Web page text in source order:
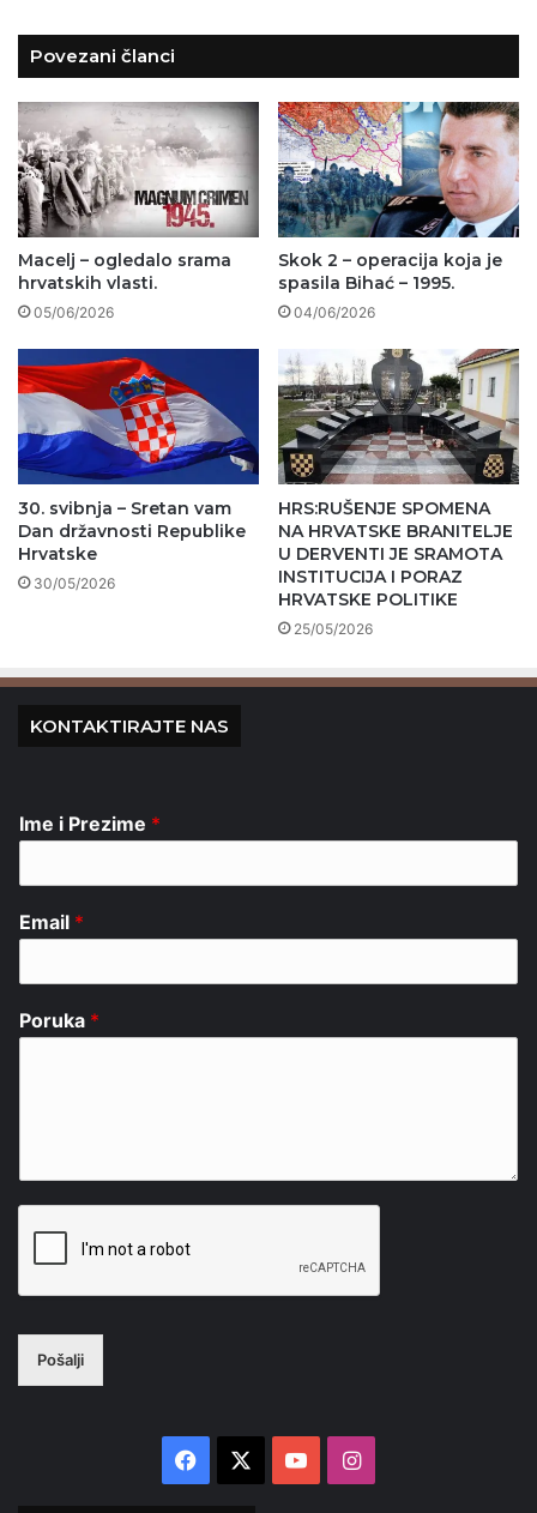
Povezani članci
Macelj – ogledalo srama
hrvatskih vlasti.
05/06/2026
Skok 2 – operacija koja je
spasila Bihać – 1995.
04/06/2026
30. svibnja – Sretan vam
Dan državnosti Republike
Hrvatske
30/05/2026
HRS:RUŠENJE SPOMENA
NA HRVATSKE BRANITELJE
U DERVENTI JE SRAMOTA
INSTITUCIJA I PORAZ
HRVATSKE POLITIKE
25/05/2026
KONTAKTIRAJTE NAS
Ime i Prezime *
Email *
Poruka *
Pošalji
Facebook YouTubeInstagram